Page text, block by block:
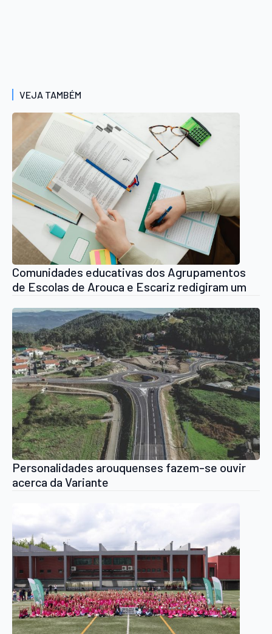
VEJA TAMBÉM
Comunidades educativas dos Agrupamentos
de Escolas de Arouca e Escariz redigiram um
sistema tradicional de períodos escolares
Personalidades arouquenses fazem-se ouvir
acerca da Variante